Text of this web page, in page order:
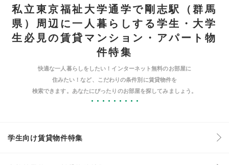
私立東京福祉大学通学で剛志駅（群馬
県）周辺に一人暮らしする学生・大学
生必見の賃貸マンション・アパート物
件特集
快適な一人暮らしをしたい！インターネット無料のお部屋に
住みたい！など、こだわりの条件別に賃貸物件を
検索できます。あなたにぴったりのお部屋を探してみましょう。
学生向け賃貸物件特集